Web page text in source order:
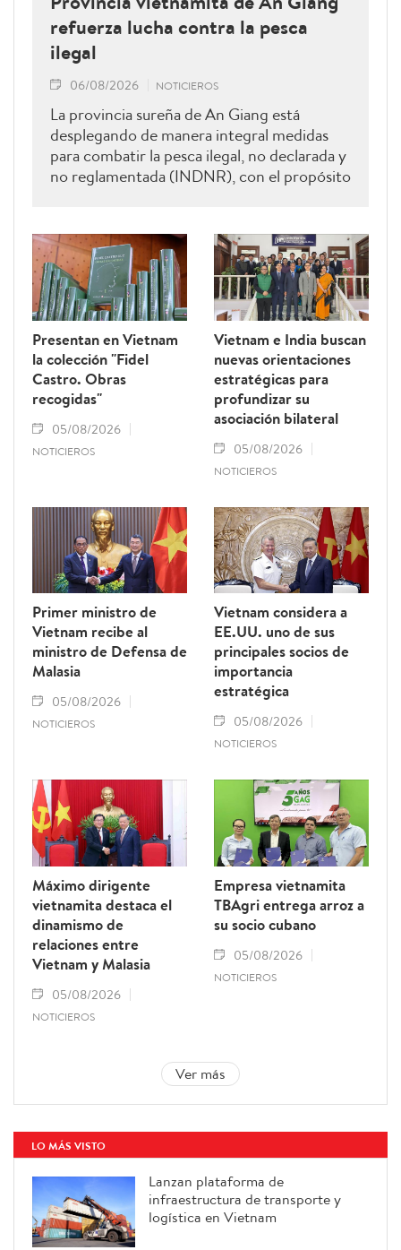
refuerza lucha contra la pesca
ilegal
06/08/2026 NOTICIEROS
La provincia sureña de An Giang está
desplegando de manera integral medidas
para combatir la pesca ilegal, no declarada y
no reglamentada (INDNR), con el propósito
advertencia de la “tarjeta amarilla” impuesta
por la Comisión Europea y reforzar el
prestigio del sector pesquero vietnamita.
Presentan en Vietnam
la colección "Fidel
Castro. Obras
recogidas"
05/08/2026
NOTICIEROS
Vietnam e India buscan
nuevas orientaciones
estratégicas para
profundizar su
asociación bilateral
05/08/2026
NOTICIEROS
Primer ministro de
Vietnam recibe al
ministro de Defensa de
Malasia
05/08/2026
NOTICIEROS
Vietnam considera a
EE.UU. uno de sus
principales socios de
importancia
estratégica
05/08/2026
NOTICIEROS
Máximo dirigente
vietnamita destaca el
dinamismo de
relaciones entre
Vietnam y Malasia
05/08/2026
NOTICIEROS
Empresa vietnamita
TBAgri entrega arroz a
su socio cubano
05/08/2026
NOTICIEROS
Ver más
LO MÁS VISTO
Lanzan plataforma de
infraestructura de transporte y
logística en Vietnam